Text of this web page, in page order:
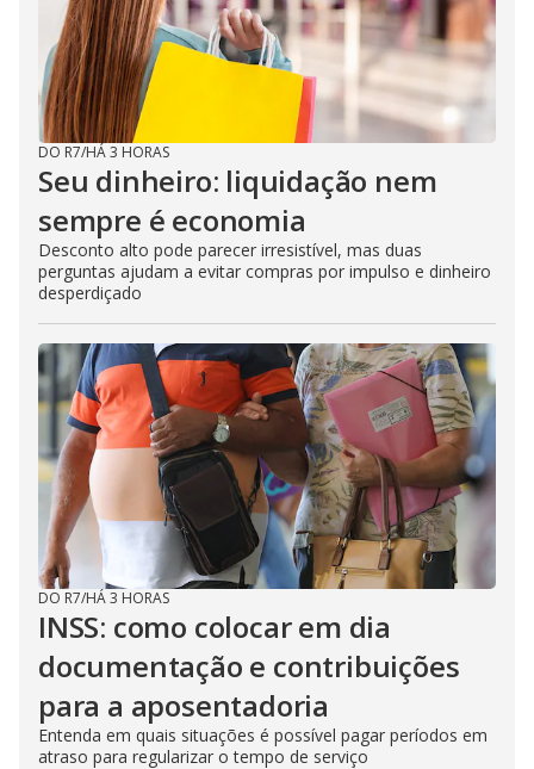
DO R7/HÁ 3 HORAS
Seu dinheiro: liquidação nem
sempre é economia
Desconto alto pode parecer irresistível, mas duas
perguntas ajudam a evitar compras por impulso e dinheiro
desperdiçado
DO R7/HÁ 3 HORAS
INSS: como colocar em dia
documentação e contribuições
para a aposentadoria
Entenda em quais situações é possível pagar períodos em
atraso para regularizar o tempo de serviço